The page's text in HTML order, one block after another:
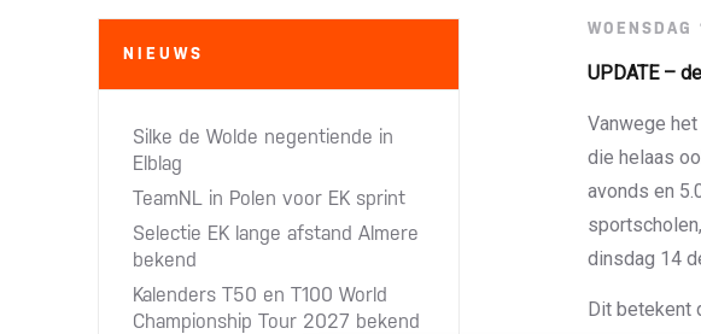
NIEUWS
Silke de Wolde negentiende in
Elblag
TeamNL in Polen voor EK sprint
Selectie EK lange afstand Almere
bekend
Kalenders T50 en T100 World
Championship Tour 2027 bekend
WOENSDAG
UPDATE –
Vanwege
die helaas
avonds en
dinsdag 14
Dit betekent